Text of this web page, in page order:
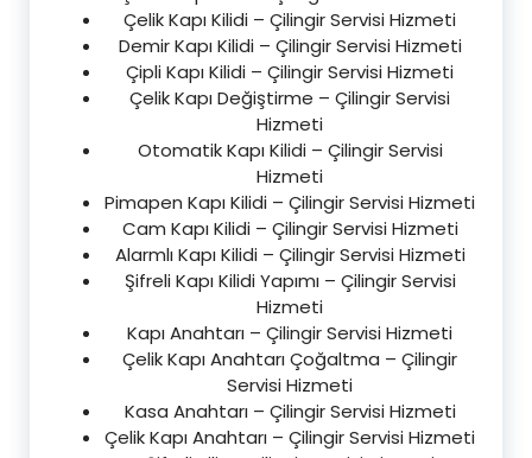
Çelik Kapı Kilidi – Çilingir Servisi Hizmeti
Demir Kapı Kilidi – Çilingir Servisi Hizmeti
Çipli Kapı Kilidi – Çilingir Servisi Hizmeti
Çelik Kapı Değiştirme – Çilingir Servisi
Hizmeti
Otomatik Kapı Kilidi – Çilingir Servisi
Hizmeti
Pimapen Kapı Kilidi – Çilingir Servisi Hizmeti
Cam Kapı Kilidi – Çilingir Servisi Hizmeti
Alarmlı Kapı Kilidi – Çilingir Servisi Hizmeti
Şifreli Kapı Kilidi Yapımı – Çilingir Servisi
Hizmeti
Kapı Anahtarı – Çilingir Servisi Hizmeti
Çelik Kapı Anahtarı Çoğaltma – Çilingir
Servisi Hizmeti
Kasa Anahtarı – Çilingir Servisi Hizmeti
Çelik Kapı Anahtarı – Çilingir Servisi Hizmeti